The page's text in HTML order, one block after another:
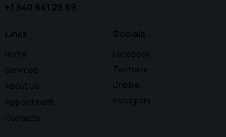
+1 840 841 25 69
Links
Home
Services
About Us
Appointment
Contacts
Socials
Facebook
Twitter-x
Dribble
Instagram